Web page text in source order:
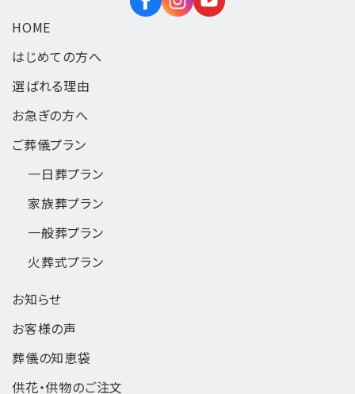
HOME
はじめての方へ
選ばれる理由
お急ぎの方へ
ご葬儀プラン
一日葬プラン
家族葬プラン
一般葬プラン
火葬式プラン
お知らせ
お客様の声
葬儀の知恵袋
供花・供物のご注文